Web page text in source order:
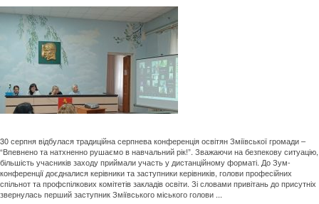
30 серпня відбулася традиційна серпнева конференція освітян Зміївської громади –
“Впевнено та натхненно рушаємо в навчальний рік!”. Зважаючи на безпекову ситуацію,
більшість учасників заходу приймали участь у дистанційному форматі. До Зум-
конференції доєдналися керівники та заступники керівників, голови професійних
спільнот та профспілкових комітетів закладів освіти. Зі словами привітань до присутніх
звернулась перший заступник Зміївського міського голови ...